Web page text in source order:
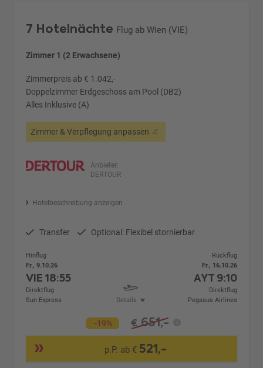
7 Hotelnächte Flug ab Wien (VIE)
Zimmer 1 (2 Erwachsene)
Zimmerpreis ab € 1.042,-
Doppelzimmer Erdgeschoss am Pool (DB2)
Alles Inklusive (A)
Zimmer & Verpflegung anpassen
Anbieter:
DERTOUR
Hotelbeschreibung anzeigen
Transfer Optional: Flexibel stornierbar
Hinflug
Fr., 9.10.26
VIE18:55
Direktflug
Sun Express
Details
Rückflug
Fr., 16.10.26
AYT 9:10
Direktflug
Pegasus Airlines
-19% € 651,-
p.P. ab € 521,-